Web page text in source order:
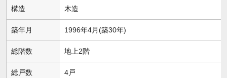
構造 木造
築年月 1996年4月(築30年)
総階数 地上2階
総戸数 4戸